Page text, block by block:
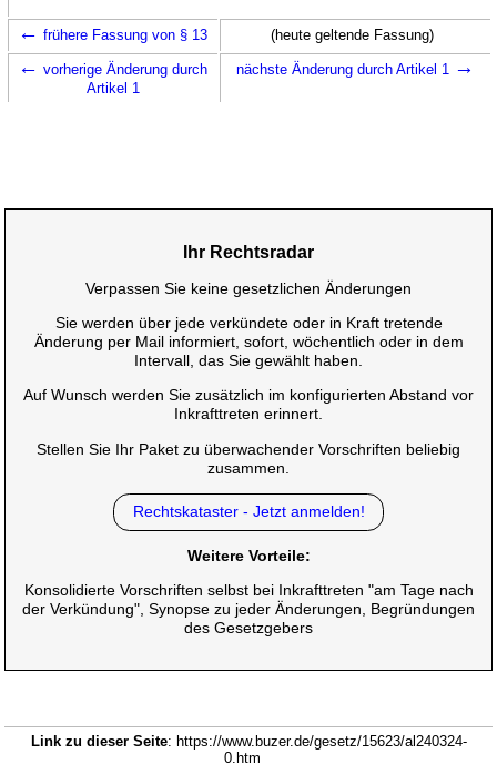
← frühere Fassung von § 13 (heute geltende Fassung)
← vorherige Änderung durch
Artikel 1
nächste Änderung durch Artikel 1 →
Ihr Rechtsradar
Verpassen Sie keine gesetzlichen Änderungen
Sie werden über jede verkündete oder in Kraft tretende
Änderung per Mail informiert, sofort, wöchentlich oder in dem
Intervall, das Sie gewählt haben.
Auf Wunsch werden Sie zusätzlich im konfigurierten Abstand vor
Inkrafttreten erinnert.
Stellen Sie Ihr Paket zu überwachender Vorschriften beliebig
zusammen.
Rechtskataster - Jetzt anmelden!
Weitere Vorteile:
Konsolidierte Vorschriften selbst bei Inkrafttreten "am Tage nach
der Verkündung", Synopse zu jeder Änderungen, Begründungen
des Gesetzgebers
Link zu dieser Seite: https://www.buzer.de/gesetz/15623/al240324-
0.htm